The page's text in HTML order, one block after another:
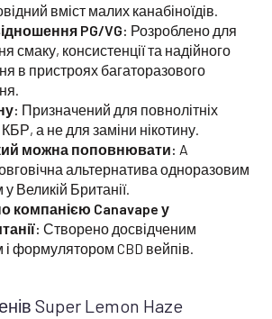
вміст малих канабіноїдів.
PG/VG: Розроблено для
смаку, консистенції та надійного
в пристроях багаторазового
Призначений для повнолітніх
а не для заміни нікотину.
можна поповнювати: A
альтернатива одноразовим
Великій Британії.
компанією Canavape у
Створено досвідченим
формулятором CBD вейпів.
Super Lemon Haze